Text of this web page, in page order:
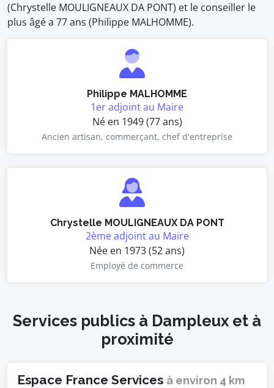
(Chrystelle MOULIGNEAUX DA PONT) et le conseiller le
plus âgé a 77 ans (Philippe MALHOMME).
Philippe MALHOMME
1er adjoint au Maire
Né en 1949 (77 ans)
Ancien artisan, commerçant, chef d'entreprise
Chrystelle MOULIGNEAUX DA PONT
2ème adjoint au Maire
Née en 1973 (52 ans)
Employé de commerce
Services publics à Dampleux et à
proximité
Espace France Services à environ 4 km